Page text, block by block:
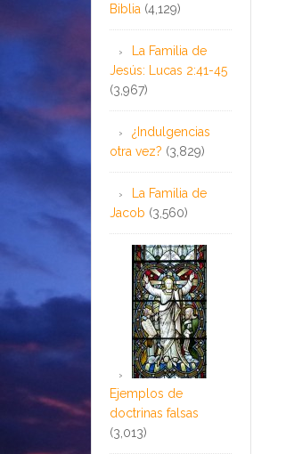
Biblia (4,129)
La Familia de
Jesús: Lucas 2:41-45
(3,967)
¿Indulgencias
otra vez? (3,829)
La Familia de
Jacob (3,560)
Ejemplos de
doctrinas falsas
(3,013)